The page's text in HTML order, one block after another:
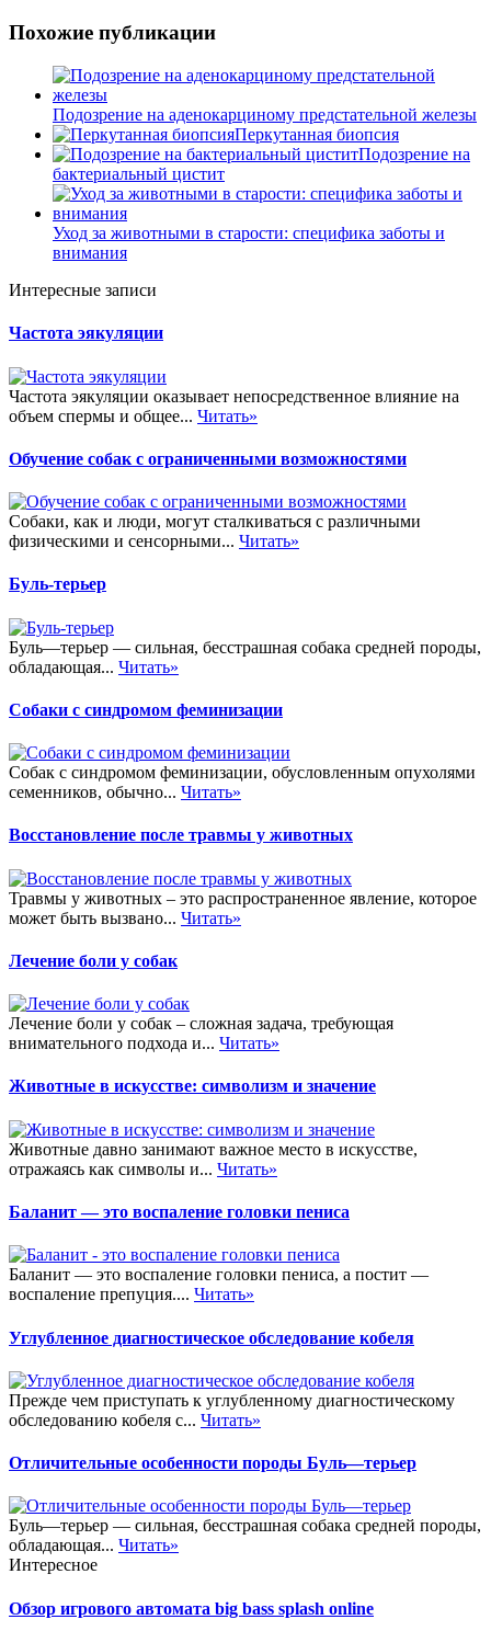
Похожие публикации
Подозрение на аденокарциному предстательной железы
Перкутанная биопсия
Подозрение на
бактериальный цистит
Уход за животными в старости: специфика заботы и
внимания
Интересные записи
Частота эякуляции
Частота эякуляции оказывает непосредственное влияние на
объем спермы и общее... Читать»
Обучение собак с ограниченными возможностями
Собаки, как и люди, могут сталкиваться с различными
физическими и сенсорными... Читать»
Буль-терьер
Буль—терьер — сильная, бесстрашная собака средней породы,
обладающая... Читать»
Собаки с синдромом феминизации
Собак с синдромом феминизации, обусловленным опухолями
семенников, обычно... Читать»
Восстановление после травмы у животных
Травмы у животных – это распространенное явление, которое
может быть вызвано... Читать»
Лечение боли у собак
Лечение боли у собак – сложная задача, требующая
внимательного подхода и... Читать»
Животные в искусстве: символизм и значение
Животные давно занимают важное место в искусстве,
отражаясь как символы и... Читать»
Баланит — это воспаление головки пениса
Баланит — это воспаление головки пениса, а постит —
воспаление препуция.... Читать»
Углубленное диагностическое обследование кобеля
Прежде чем приступать к углубленному диагностическому
обследованию кобеля с... Читать»
Отличительные особенности породы Буль—терьер
Буль—терьер — сильная, бесстрашная собака средней породы,
обладающая... Читать»
Интересное
Обзор игрового автомата big bass splash online